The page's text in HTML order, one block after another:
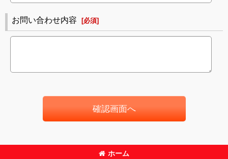
お問い合わせ内容 [必須]
確認画面へ
ホーム